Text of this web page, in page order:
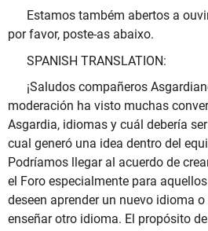
Estamos também abertos a
por favor, poste-as abaixo.
SPANISH TRANSLATION:
¡Saludos compañeros
moderación ha visto muchas
Asgardia, idiomas y cuál debería
cual generó una idea dentro del
Podríamos llegar al acuerdo de
el Foro especialmente para
deseen aprender un nuevo idioma
enseñar otro idioma. El propósito